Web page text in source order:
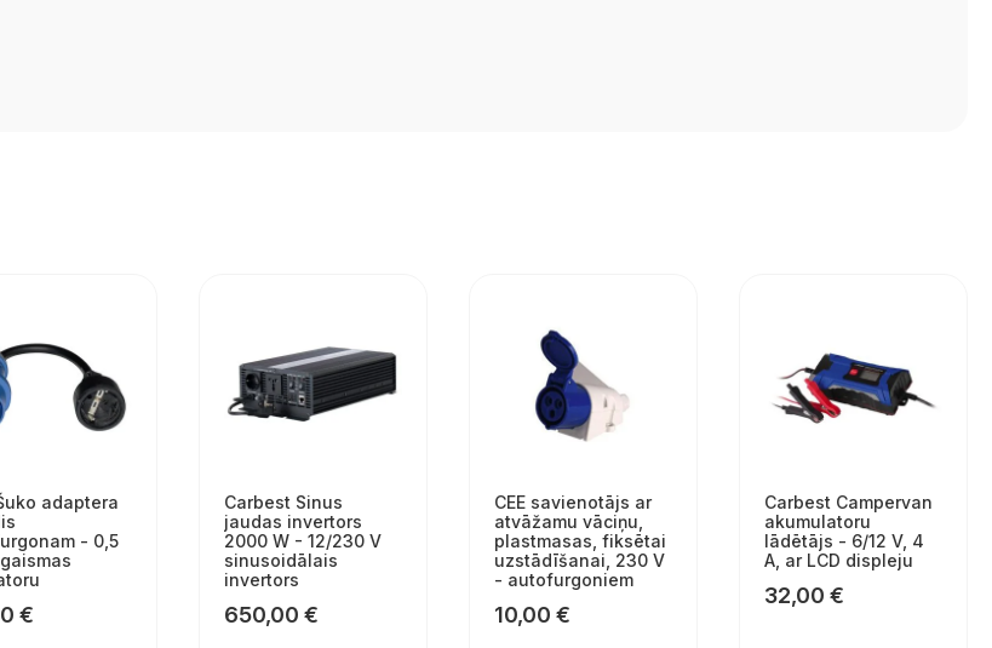
adaptera
- 0,5
€
Carbest Sinus
jaudas invertors
2000 W - 12/230 V
sinusoidālais
invertors
650,00 €
CEE savienotājs ar
atvāžamu vāciņu,
plastmasas, fiksētai
uzstādīšanai, 230 V
- autofurgoniem
10,00 €
Carbest Campervan
akumulatoru
lādētājs - 6/12 V, 4
A, ar LCD displeju
32,00 €